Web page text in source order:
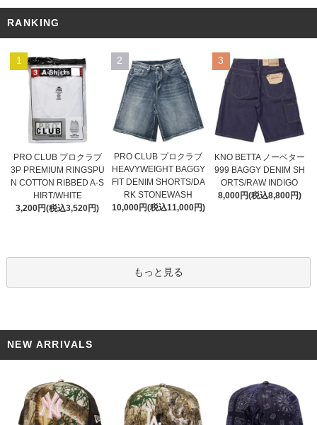
RANKING
1
PRO CLUB プロクラブ
3P PREMIUM RINGSPU
N COTTON RIBBED A-S
HIRT/WHITE
3,200円(税込3,520円)
2
PRO CLUB プロクラブ
HEAVYWEIGHT BAGGY
FIT DENIM SHORTS/DA
RK STONEWASH
10,000円(税込11,000円)
3
KNO BETTA ノーベター
999 BAGGY DENIM SH
ORTS/RAW INDIGO
8,000円(税込8,800円)
もっと見る
NEW ARRIVALS